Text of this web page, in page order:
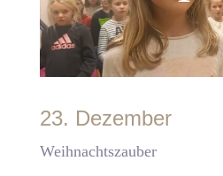
23. Dezember
Weihnachtszauber